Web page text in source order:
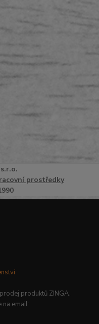
prostředky
produktů ZINGA.
na email: